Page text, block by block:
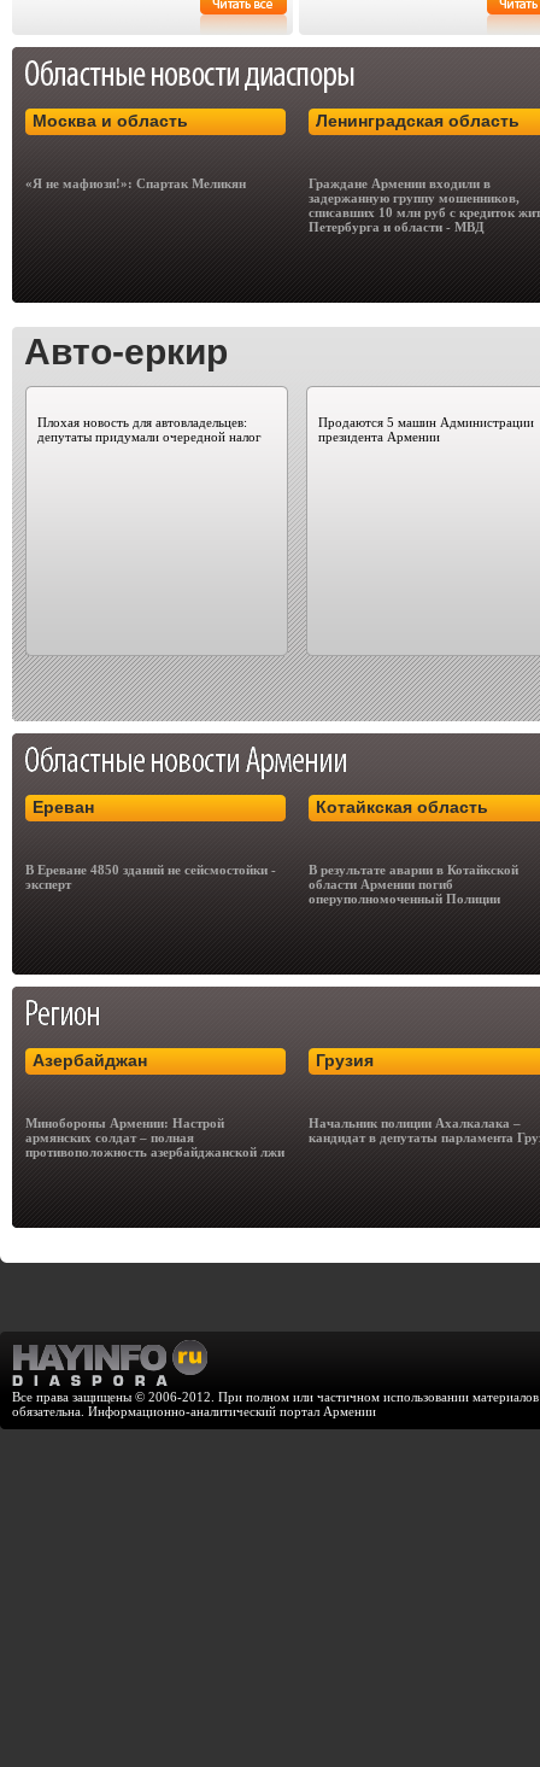
Москва и область
«Я не мафиози!»: Спартак Меликян
Ленинградская область
Граждане Армении входили в
задержанную группу мошенников,
списавших 10 млн руб с кредиток
Петербурга и области - МВД
Авто-еркир
Плохая новость для автовладельцев:
депутаты придумали очередной налог
Продаются 5 машин Администрации
президента Армении
Ереван
В Ереване 4850 зданий не сейсмостойки -
эксперт
Котайкская область
В результате аварии в Котайкской
области Армении погиб
оперуполномоченный Полиции
Азербайджан
Минобороны Армении: Настрой
армянских солдат – полная
противоположность азербайджанской лжи
Грузия
Начальник полиции Ахалкалака –
кандидат в депутаты парламента
Все права защищены © 2006-2012. При полном или частичном использовании
обязательна. Информационно-аналитический портал Армении